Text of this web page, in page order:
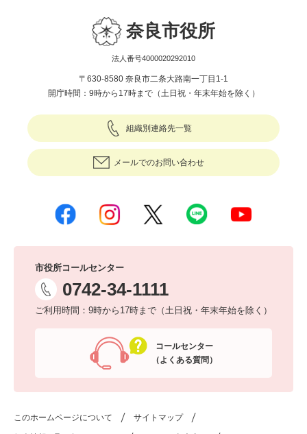
奈良市役所
法人番号4000020292010
〒630-8580 奈良市二条大路南一丁目1-1
開庁時間：9時から17時まで（土日祝・年末年始を除く）
組織別連絡先一覧
メールでのお問い合わせ
市役所コールセンター
0742-34-1111
ご利用時間：9時から17時まで（土日祝・年末年始を除く）
コールセンター
（よくある質問）
このホームページについて サイトマップ